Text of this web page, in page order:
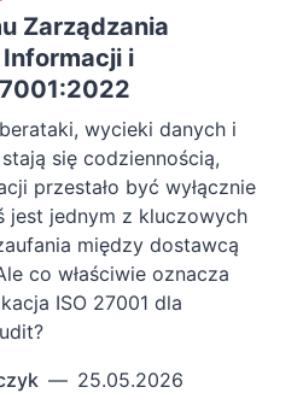
Zarządzania
i
wycieki danych i
się codziennością,
przestało być wyłącznie
jest jednym z kluczowych
między dostawcą
co właściwie oznacza
ISO 27001 dla
— 25.05.2026